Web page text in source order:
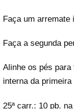
Faça um arremate
Faça a segunda
Alinhe os pés
interna da primeira
25ª carr.: 10 pb.